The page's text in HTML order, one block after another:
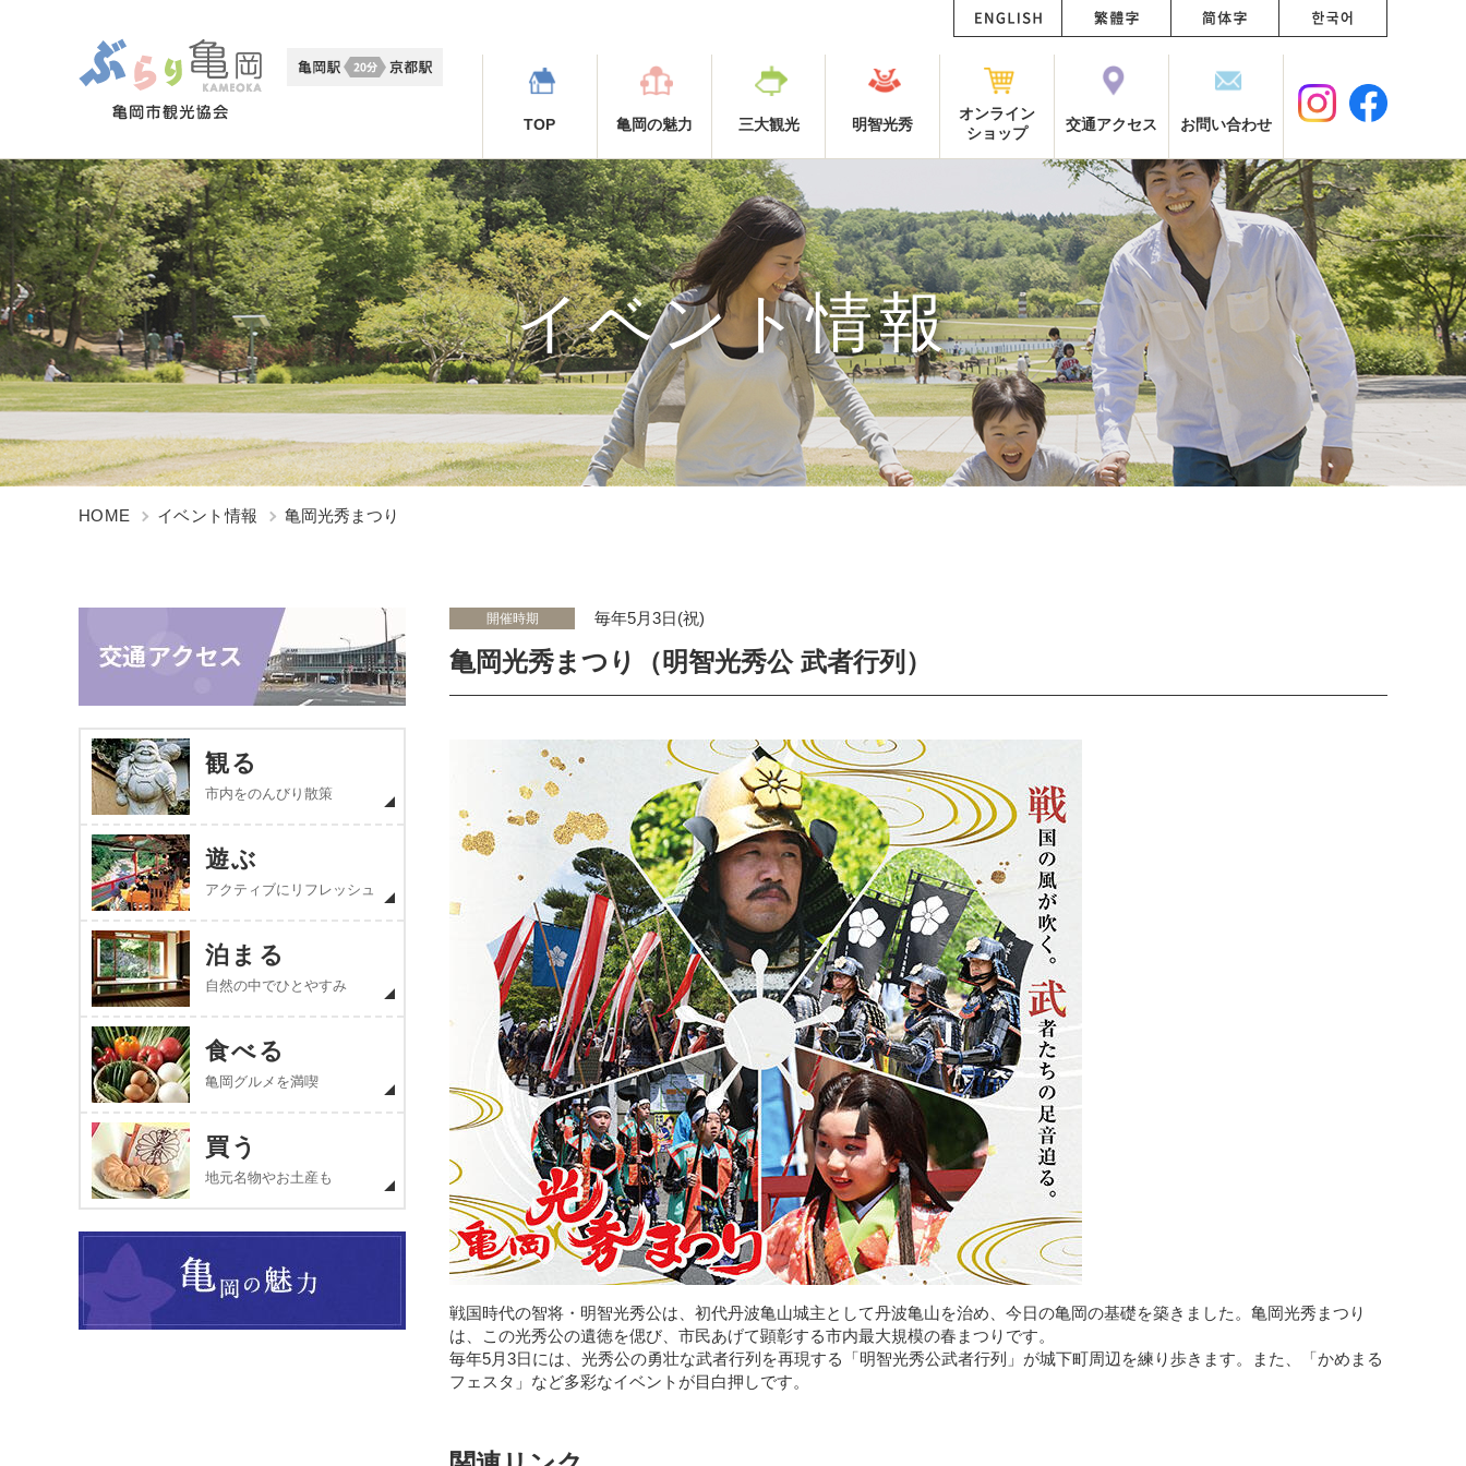
TOP 亀岡の魅力 三大観光 明智光秀
オンライン
ショップ
交通アクセス お問い合わせ
イベント情報
HOME イベント情報 亀岡光秀まつり
開催時期 毎年5月3日(祝)
亀岡光秀まつり（明智光秀公 武者行列）
戦国時代の智将・明智光秀公は、初代丹波亀山城主として丹波亀山を治め、今日の亀岡の基礎を築きました。亀岡光秀まつり
は、この光秀公の遺徳を偲び、市民あげて顕彰する市内最大規模の春まつりです。
毎年5月3日には、光秀公の勇壮な武者行列を再現する「明智光秀公武者行列」が城下町周辺を練り歩きます。また、「かめまる
フェスタ」など多彩なイベントが目白押しです。
観る
市内をのんびり散策
遊ぶ
アクティブにリフレッシュ
泊まる
自然の中でひとやすみ
食べる
亀岡グルメを満喫
買う
地元名物やお土産も